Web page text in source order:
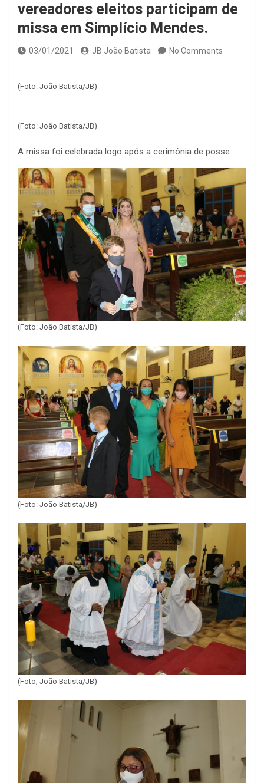
vereadores eleitos participam de
missa em Simplício Mendes.
03/01/2021 JB João Batista No Comments
(Foto: João Batista/JB)
(Foto: João Batista/JB)
A missa foi celebrada logo após a cerimônia de posse.
(Foto: João Batista/JB)
(Foto: João Batista/JB)
(Foto; João Batista/JB)